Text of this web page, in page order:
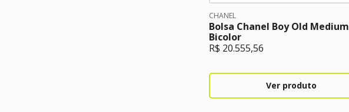
CHANEL
Bolsa Chanel Boy Old Medium
Bicolor
R$ 20.555,56
Ver produto